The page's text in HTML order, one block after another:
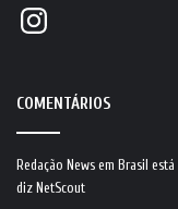
Instagram
COMENTÁRIOS
Redação News em Brasil
diz NetScout